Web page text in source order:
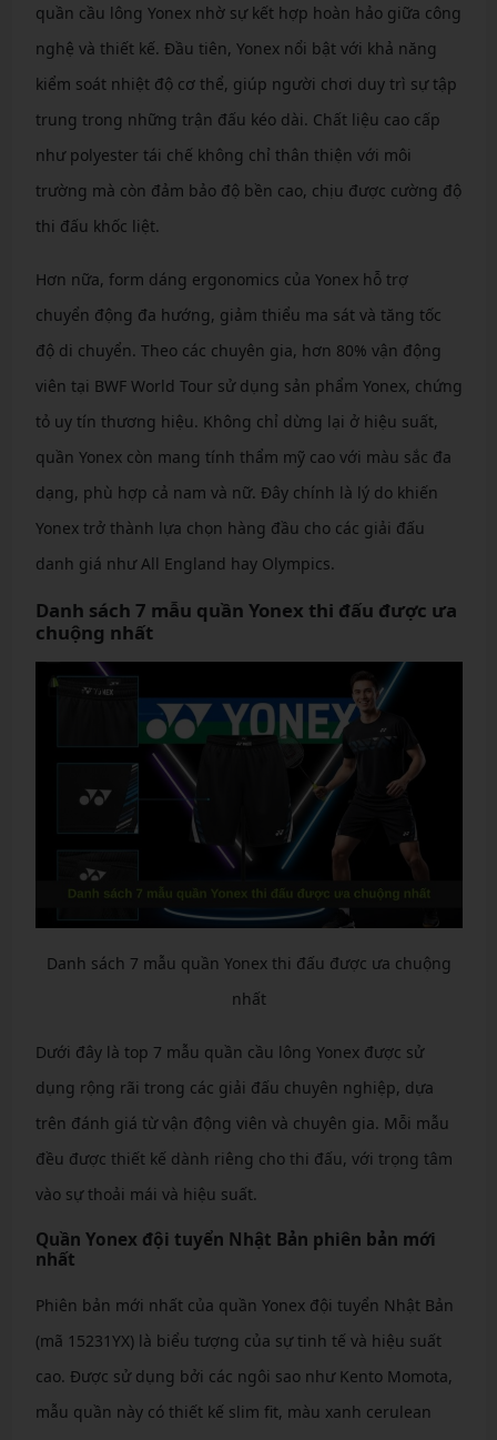
quần cầu lông Yonex nhờ sự kết hợp hoàn hảo giữa công
nghệ và thiết kế. Đầu tiên, Yonex nổi bật với khả năng
kiểm soát nhiệt độ cơ thể, giúp người chơi duy trì sự tập
trung trong những trận đấu kéo dài. Chất liệu cao cấp
như polyester tái chế không chỉ thân thiện với môi
trường mà còn đảm bảo độ bền cao, chịu được cường độ
thi đấu khốc liệt.
Hơn nữa, form dáng ergonomics của Yonex hỗ trợ
chuyển động đa hướng, giảm thiểu ma sát và tăng tốc
độ di chuyển. Theo các chuyên gia, hơn 80% vận động
viên tại BWF World Tour sử dụng sản phẩm Yonex, chứng
tỏ uy tín thương hiệu. Không chỉ dừng lại ở hiệu suất,
quần Yonex còn mang tính thẩm mỹ cao với màu sắc đa
dạng, phù hợp cả nam và nữ. Đây chính là lý do khiến
Yonex trở thành lựa chọn hàng đầu cho các giải đấu
danh giá như All England hay Olympics.
Danh sách 7 mẫu quần Yonex thi đấu được ưa
chuộng nhất
Danh sách 7 mẫu quần Yonex thi đấu được ưa chuộng
nhất
Dưới đây là top 7 mẫu quần cầu lông Yonex được sử
dụng rộng rãi trong các giải đấu chuyên nghiệp, dựa
trên đánh giá từ vận động viên và chuyên gia. Mỗi mẫu
đều được thiết kế dành riêng cho thi đấu, với trọng tâm
vào sự thoải mái và hiệu suất.
Quần Yonex đội tuyển Nhật Bản phiên bản mới
nhất
Phiên bản mới nhất của quần Yonex đội tuyển Nhật Bản
(mã 15231YX) là biểu tượng của sự tinh tế và hiệu suất
cao. Được sử dụng bởi các ngôi sao như Kento Momota,
mẫu quần này có thiết kế slim fit, màu xanh cerulean